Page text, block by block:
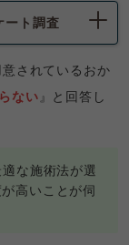
ート調査
されているおか
ない 』と回答し
な施術法が選
高いことが伺